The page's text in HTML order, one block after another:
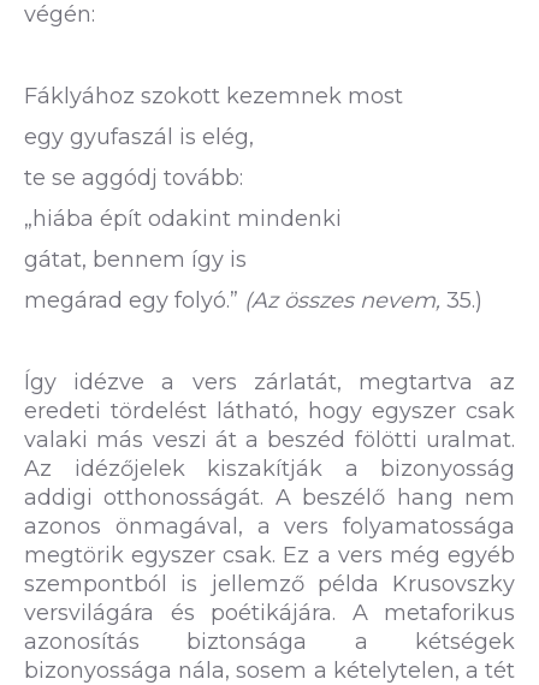
végén:
Fáklyához szokott kezemnek most
egy gyufaszál is elég,
te se aggódj tovább:
„hiába épít odakint mindenki
gátat, bennem így is
megárad egy folyó.” (Az összes nevem, 35.)
Így idézve a vers zárlatát, megtartva az
eredeti tördelést látható, hogy egyszer csak
valaki más veszi át a beszéd fölötti uralmat.
Az idézőjelek kiszakítják a bizonyosság
addigi otthonosságát. A beszélő hang nem
azonos önmagával, a vers folyamatossága
megtörik egyszer csak. Ez a vers még egyéb
szempontból is jellemző példa Krusovszky
versvilágára és poétikájára. A metaforikus
azonosítás biztonsága a kétségek
bizonyossága nála, sosem a kételytelen, a tét